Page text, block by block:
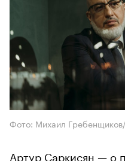
Фото: Михаил
Артур Саркисян — о